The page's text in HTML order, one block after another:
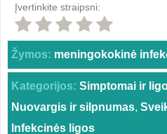
Įvertinkite straipsni:
Žymos: meningokokinė
Kategorijos: Simptomai ir
Nuovargis ir silpnumas,
Infekcinės ligos